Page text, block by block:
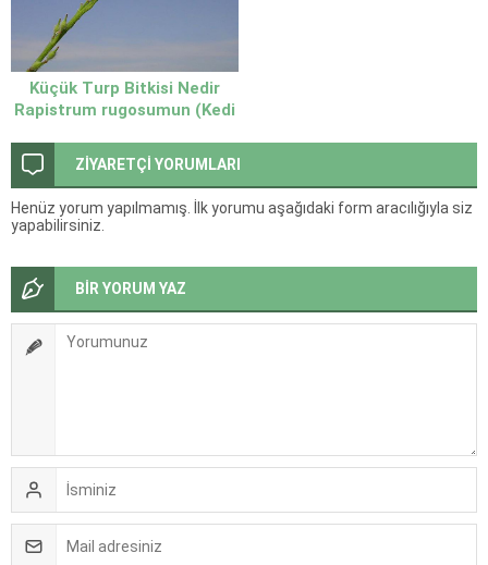
Küçük Turp Bitkisi Nedir
Rapistrum rugosumun (Kedi
ZİYARETÇİ YORUMLARI
Henüz yorum yapılmamış. İlk yorumu aşağıdaki form aracılığıyla siz
yapabilirsiniz.
BİR YORUM YAZ